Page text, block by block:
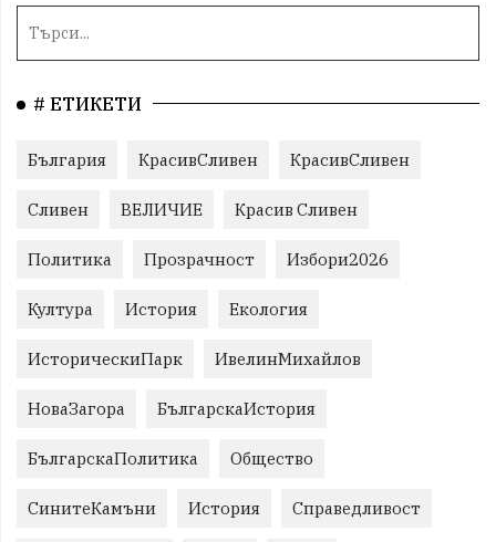
# ЕТИКЕТИ
България КрасивСливен КрасивСливен
Сливен ВЕЛИЧИЕ Красив Сливен
Политика Прозрачност Избори2026
Култура История Екология
ИсторическиПарк ИвелинМихайлов
НоваЗагора БългарскаИстория
БългарскаПолитика Общество
СинитеКамъни История Справедливост